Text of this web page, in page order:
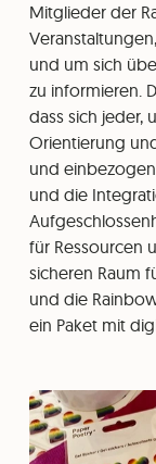
Mitglieder der
und um sich
zu informieren.
dass sich jeder,
Orientierung
und
und die
für Ressourcen
sicheren Raum
und die
ein Paket mit